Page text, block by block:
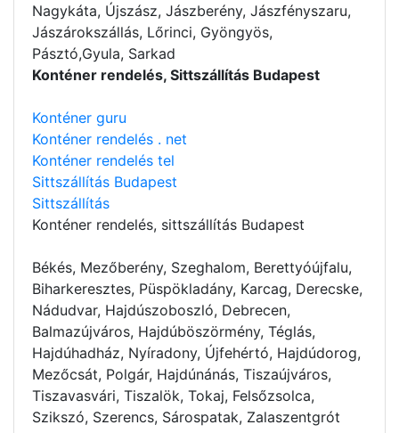
Nagykáta, Újszász, Jászberény, Jászfényszaru,
Jászárokszállás, Lőrinci, Gyöngyös,
Pásztó,Gyula, Sarkad
Konténer rendelés, Sittszállítás Budapest
Konténer guru
Konténer rendelés . net
Konténer rendelés tel
Sittszállítás Budapest
Sittszállítás
Konténer rendelés, sittszállítás Budapest
Békés, Mezőberény, Szeghalom, Berettyóújfalu,
Biharkeresztes, Püspökladány, Karcag, Derecske,
Nádudvar, Hajdúszoboszló, Debrecen,
Balmazújváros, Hajdúböszörmény, Téglás,
Hajdúhadház, Nyíradony, Újfehértó, Hajdúdorog,
Mezőcsát, Polgár, Hajdúnánás, Tiszaújváros,
Tiszavasvári, Tiszalök, Tokaj, Felsőzsolca,
Szikszó, Szerencs, Sárospatak, Zalaszentgrót